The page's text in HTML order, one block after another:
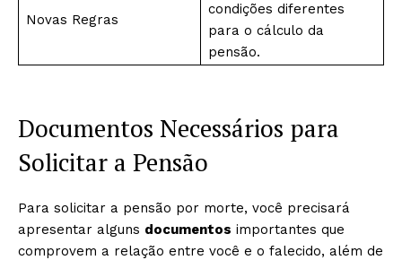
Novas Regras
condições diferentes
para o cálculo da
pensão.
Documentos Necessários para
Solicitar a Pensão
Para solicitar a pensão por morte, você precisará
apresentar alguns documentos importantes que
comprovem a relação entre você e o falecido, além de